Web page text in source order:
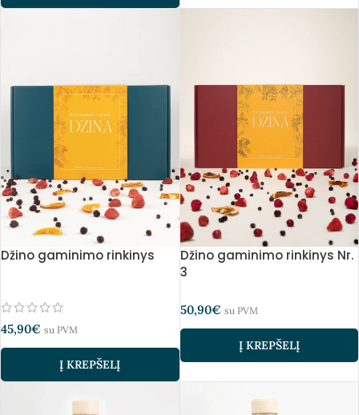
Džino gaminimo rinkinys
45,90€ su PVM
Į KREPŠELĮ
Džino gaminimo rinkinys Nr.
3
50,90€ su PVM
Į KREPŠELĮ